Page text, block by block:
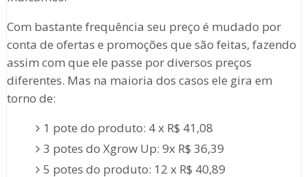
Com bastante frequência seu preço é mudado por
conta de ofertas e promoções que são feitas, fazendo
assim com que ele passe por diversos preços
diferentes. Mas na maioria dos casos ele gira em
torno de:
1 pote do produto: 4 x R$ 41,08
3 potes do Xgrow Up: 9x R$ 36,39
5 potes do produto: 12 x R$ 40,89